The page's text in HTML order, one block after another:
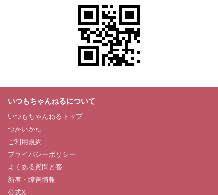
いつもちゃんねるについて
いつもちゃんねるトップ
つかいかた
ご利用規約
プライバシーポリシー
よくある質問と答
新着・障害情報
公式X